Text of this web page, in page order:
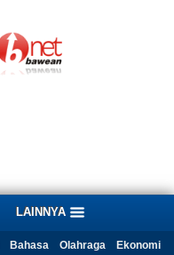
LAINNYA
Bahasa Olahraga
Ekonomi